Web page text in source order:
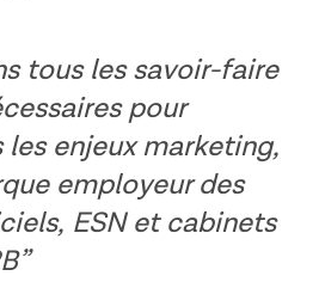
tous les savoir-faire
pour
enjeux marketing,
employeur des
ESN et cabinets